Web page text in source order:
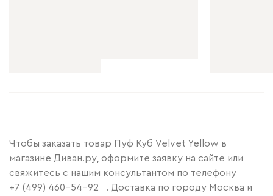
Чтобы заказать товар Пуф Куб Velvet Yellow в
магазине Диван.ру, оформите заявку на сайте или
свяжитесь с нашим консультантом по телефону
+7 (499) 460-54-92
. Доставка по городу Москва и